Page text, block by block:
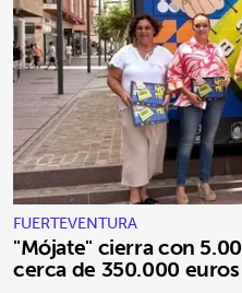
FUERTEVENTURA
"Mójate" cierra con
cerca de 350.000